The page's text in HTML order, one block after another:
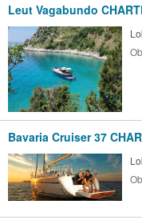
Leut Vagabundo
Bavaria Cruiser 37